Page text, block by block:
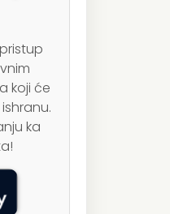
koji će
ka